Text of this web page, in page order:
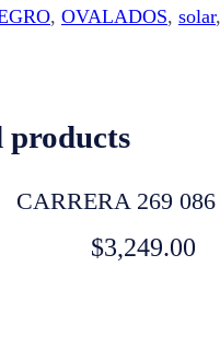
, OVALADOS, solar,
products
CARRERA 269
$3,249.00